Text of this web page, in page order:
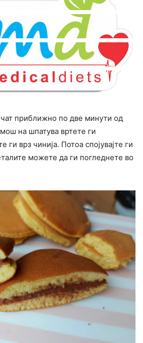
приближно по две минути од
на шпатува вртете ги
ги врз чинија. Потоа спојувајте ги
можете да ги погледнете во